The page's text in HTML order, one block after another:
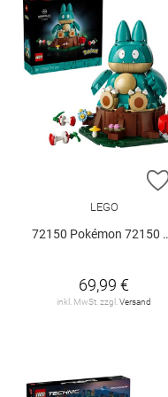
LEGO
72150 Pokémon 72150 V29
69,99 €
inkl. MwSt. zzgl. Versand